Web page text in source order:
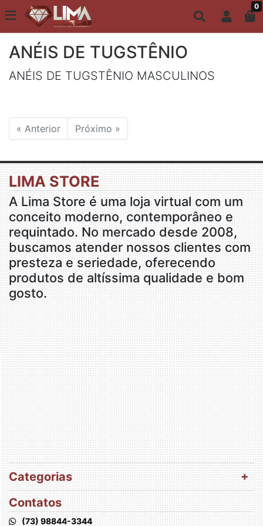
Todo site até 6X s/ juros | Frete Grátis a partir de R$149,00 0
ANÉIS MASCULINOS
ANÉIS DE TUGSTÊNIO
ANÉIS DE TUGSTÊNIO MASCULINOS
« Anterior Próximo »
LIMA STORE
A Lima Store é uma loja virtual com um
conceito moderno, contemporâneo e
requintado. No mercado desde 2008,
buscamos atender nossos clientes com
presteza e seriedade, oferecendo
produtos de altíssima qualidade e bom
gosto.
Categorias
Contatos
(73) 98844-3344